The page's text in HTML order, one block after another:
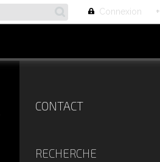
Connexion +
CONTACT
RECHERCHE